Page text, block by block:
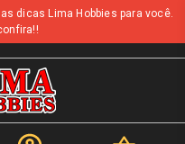
dicas Lima Hobbies para você.